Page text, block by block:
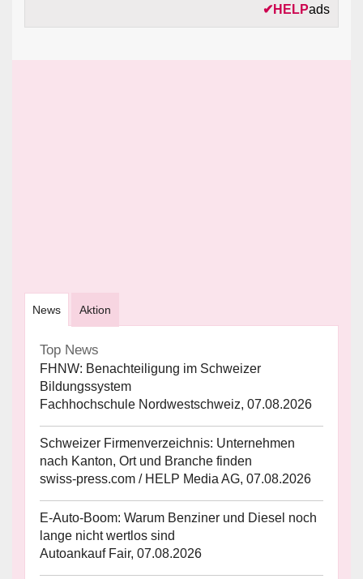
✔ HELPads
News Aktion
Top News
FHNW: Benachteiligung im Schweizer
Bildungssystem
Fachhochschule Nordwestschweiz, 07.08.2026
Schweizer Firmenverzeichnis: Unternehmen
nach Kanton, Ort und Branche finden
swiss-press.com / HELP Media AG, 07.08.2026
E-Auto-Boom: Warum Benziner und Diesel noch
lange nicht wertlos sind
Autoankauf Fair, 07.08.2026